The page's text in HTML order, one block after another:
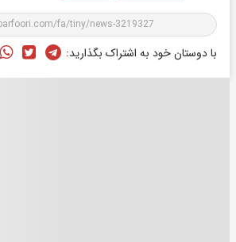
با دوستان خود به اشتراک بگذارید: